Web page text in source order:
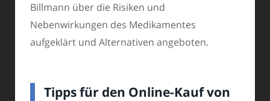
Billmann über die Risiken und
Nebenwirkungen des Medikamentes
aufgeklärt und Alternativen angeboten.
Tipps für den Online-Kauf von